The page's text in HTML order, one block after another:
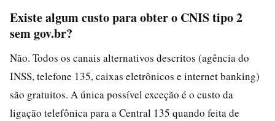
Existe algum custo para obter o CNIS tipo 2
sem gov.br?
Não. Todos os canais alternativos descritos (agência do
INSS, telefone 135, caixas eletrônicos e internet banking)
são gratuitos. A única possível exceção é o custo da
ligação telefônica para a Central 135 quando feita de